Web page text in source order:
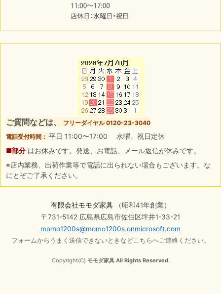
ご質問などは、
フリーダイヤル 0120-23-3040
電話受付時間： 平日 11:00〜17:00 水曜、祝日定休
■部分 はお休みです。発送、お電話、メール返信が休みです。
※店内業務、出荷作業等で電話に出られない場合もございます。な
にとぞご了承ください。
有限会社モモダ家具（昭和41年創業）
〒731-5142 広島県広島市佐伯区坪井1-33-21
momo1200s@momo1200s.onmicrosoft.com
フォームからうまく送信できないときなどこちらへご連絡ください。
Copyright(C) モモダ家具 All Rights Reserved.